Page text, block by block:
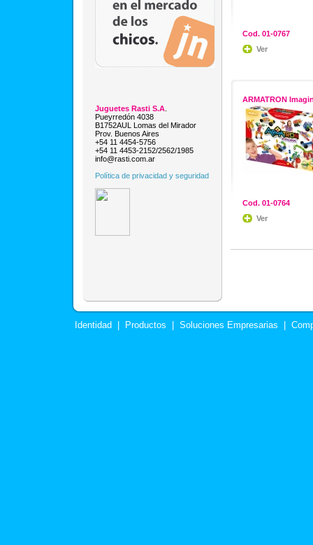
Juguetes Rasti S.A
Pueyrredón 4038
B1752AUL Lomas del Mirador
Prov. Buenos Aires
+54 11 4454-5756
+54 11 4453-2152/2562/1985
info@rasti.com.ar
Política de privacidad y seguridad
Cod. 01-0767
Ver
ARMATRON
Cod. 01-0764
Ver
Identidad Productos Soluciones Empresarias